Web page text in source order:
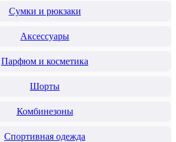
Сумки и рюкзаки
Аксессуары
Парфюм и косметика
Шорты
Комбинезоны
Спортивная одежда